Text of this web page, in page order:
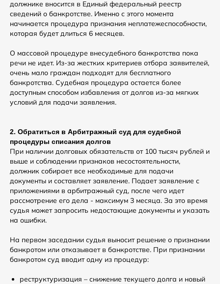
должнике вносится в Единый федеральный реестр
сведений о банкротстве. Именно с этого момента
начинается процедура признания неплатежеспособности,
которая будет длиться 6 месяцев.
О массовой процедуре внесудебного банкротства пока
речи не идет. Из-за жестких критериев отбора заявителей,
очень мало граждан подходят для бесплатного
банкротства. Судебная процедура остается более
доступным способом избавления от долгов из-за мягких
условий для подачи заявления.
2. Обратиться в Арбитражный суд для судебной
процедуры списания долгов
При наличии долговых обязательств от 100 тысяч рублей и
выше и соблюдении признаков несостоятельности,
должник собирает все необходимые для подачи
документы и составляет заявление. Подает заявление с
приложениями в арбитражный суд, после чего идет
рассмотрение его дела - максимум 3 месяца. За это время
судья может запросить недостающие документы и указать
на ошибки.
На первом заседании судья выносит решение о признании
банкротом или отказывает в банкротстве. При признании
банкротом суд вводит одну из процедур:
реструктуризация – снижение текущего долга и новый